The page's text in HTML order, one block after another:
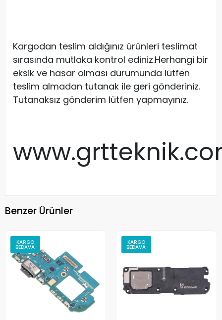
Kargodan teslim aldığınız ürünleri teslimat
sırasında mutlaka kontrol ediniz.Herhangi bir
eksik ve hasar olması durumunda lütfen
teslim almadan tutanak ile geri gönderiniz.
Tutanaksız gönderim lütfen yapmayınız.
Benzer Ürünler
KARGO
BEDAVA
KARGO
BEDAVA